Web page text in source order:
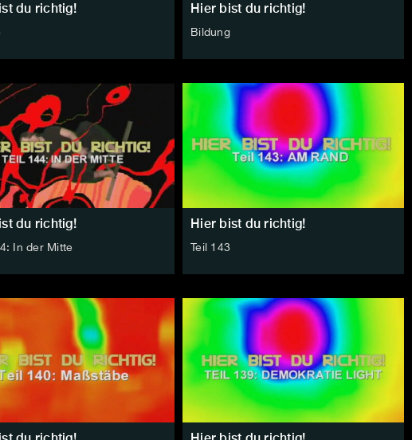
du richtig! Hier bist du richtig!
Bildung
du richtig!
In der Mitte
Hier bist du richtig!
Teil 143